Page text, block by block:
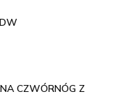
CZWÓRNÓG Z